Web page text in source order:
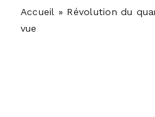
Accueil » Révolution du
vue
PODCASTS